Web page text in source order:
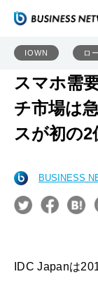
IOWN ロ
スマホ需
チ市場は
スが初の2
BUSINESS
IDC Japanは